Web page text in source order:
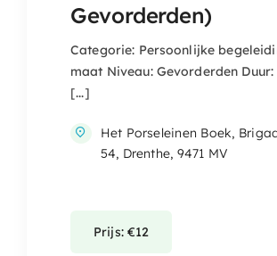
Gevorderden)
Categorie: Persoonlijke
maat Niveau: Gevorderden Duur:
[...]
Het Porseleinen Boek,
54, Drenthe, 9471 MV
Prijs: €12